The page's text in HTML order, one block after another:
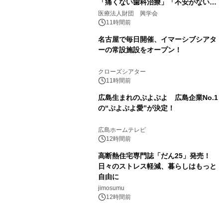
「痛くない歯科治療」「不安がない治
療計画」をテーマに専門監修
医療法人財団 興学会
11時間前
名古屋で毎日開催、イマーシブシアタ
ーの常設施設をオープン！
クローズシアター
11時間前
広島生まれのぷよぷよ 広島企業No.1
の“ぷよぷよ愛”が決定！
広島ホームテレビ
12時間前
高断熱住宅専門誌「だん25」発売！
日々のストレス軽減、暮らしはもっと
自由に
jimosumu
12時間前